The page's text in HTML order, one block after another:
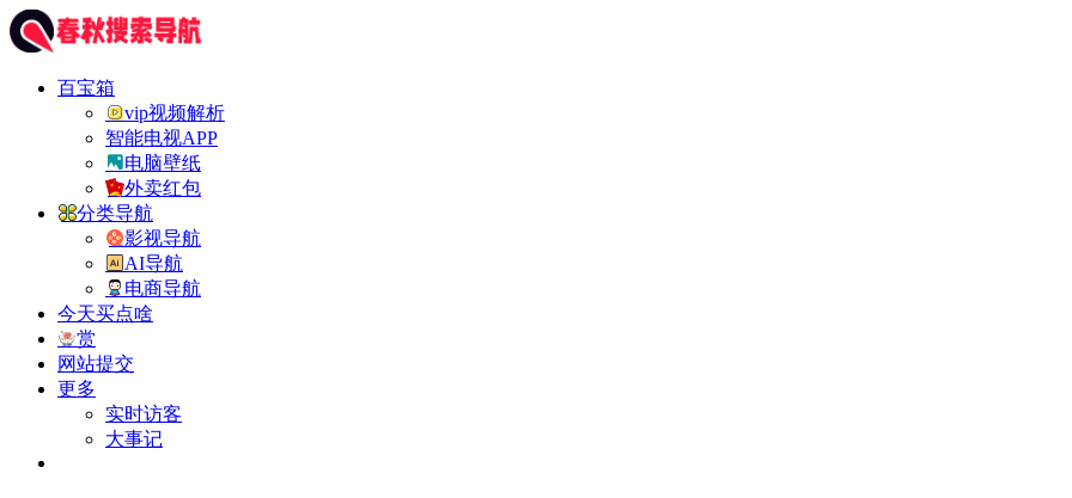
百宝箱
vip视频解析
智能电视APP
电脑壁纸
外卖红包
分类导航
影视导航
AI导航
电商导航
今天买点啥
赏
网站提交
更多
实时访客
大事记